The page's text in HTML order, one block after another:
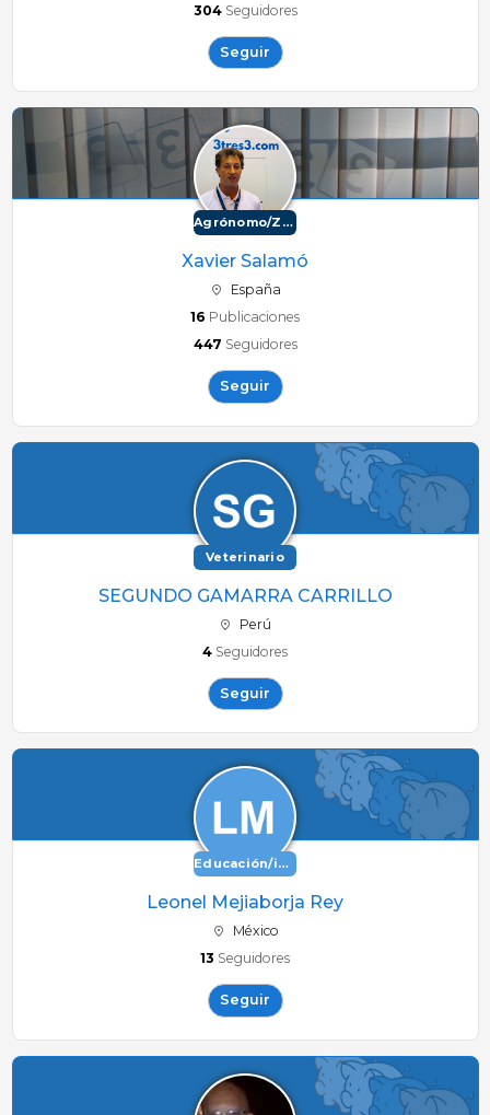
304 Seguidores
Seguir
Agrónomo/Zootécnico
Xavier Salamó
España
16 Publicaciones
447 Seguidores
Seguir
Veterinario
SEGUNDO GAMARRA CARRILLO
Perú
4 Seguidores
Seguir
Educación/investigación
Leonel Mejiaborja Rey
México
13 Seguidores
Seguir